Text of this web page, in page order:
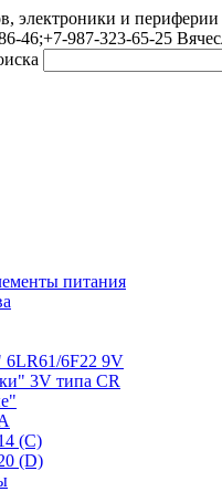
электроники и периферии
46;+7-987-323-65-25
питания
6LR61/6F22 9V
3V типа CR
(C)
(D)